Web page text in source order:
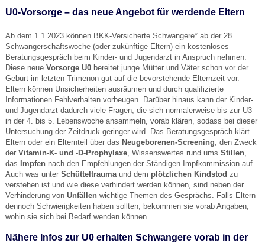
U0-Vorsorge – das neue Angebot für werdende Eltern
Ab dem 1.1.2023 können BKK-Versicherte Schwangere* ab der 28.
Schwangerschaftswoche (oder zukünftige Eltern) ein kostenloses
Beratungsgespräch beim Kinder- und Jugendarzt in Anspruch nehmen.
Diese neue Vorsorge U0bereitet junge Mütter und Väter schon vor der
Geburt im letzten Trimenon gut auf die bevorstehende Elternzeit vor.
Eltern können Unsicherheiten ausräumen und durch qualifizierte
Informationen Fehlverhalten vorbeugen. Darüber hinaus kann der Kinder-
und Jugendarzt dadurch viele Fragen, die sich normalerweise bis zur U3
in der 4. bis 5. Lebenswoche ansammeln, vorab klären, sodass bei dieser
Untersuchung der Zeitdruck geringer wird. Das Beratungsgespräch klärt
Eltern oder ein Elternteil über das Neugeborenen-Screening , den Zweck
der Vitamin-K- und -D-Prophylaxe, Wissenswertes rund ums Stillen,
das
Impfennach den Empfehlungen der Ständigen Impfkommission auf.
Auch was unter Schütteltraumaund dem plötzlichen Kindstod zu
verstehen ist und wie diese verhindert werden können, sind neben der
Verhinderung von Unfällenwichtige Themen des Gesprächs. Falls Eltern
dennoch Schwierigkeiten haben sollten, bekommen sie vorab Angaben,
wohin sie sich bei Bedarf wenden können.
Nähere Infos zur U0 erhalten Schwangere vorab in der